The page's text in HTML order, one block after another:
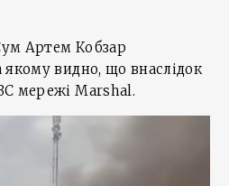
Артем Кобзар
видно, що внаслідок
мережі Marshal.